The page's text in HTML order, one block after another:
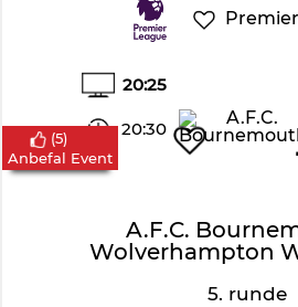
ind
20:25
20:30
A.F.C.
Wolverhampton
5. runde
(5)
Anbefal Event